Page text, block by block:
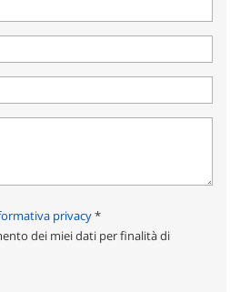
privacy*
dei miei dati per finalità di